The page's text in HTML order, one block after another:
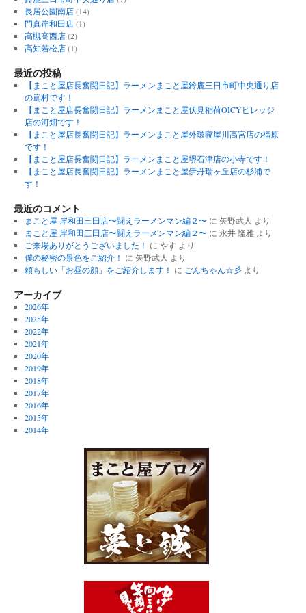
長居公園南店(14)
門真岸和田店(1)
高槻高西店(2)
高知若松店(1)
最近の投稿
【まこと屋店長奮闘日記】ラーメンまこと屋鈴鹿三日市町中央通り店
の嶌村です！
【まこと屋店長奮闘日記】ラーメンまこと屋伏見稲荷OICYビレッジ
店の河畑です！
【まこと屋店長奮闘日記】ラーメンまこと屋外環寝屋川高宮店の福原
です！
【まこと屋店長奮闘日記】ラーメンまこと屋堺石津店の小寺です！
【まこと屋店長奮闘日記】ラーメンまこと屋伊丹瑞ヶ丘店の杉浦で
す！
最近のコメント
まこと屋 岸和田三田店〜闘えラーメンマン編２〜に 矢野武人 より
まこと屋 岸和田三田店〜闘えラーメンマン編２〜に 永井 隆雅より
ご来場ありがとうございました！ に やす より
僕の秘密の景色をご紹介！ に 矢野武人 より
頼もしい「お昼の顔」をご紹介します！ に ごんちゃん☆彡より
アーカイブ
2026年
2025年
2022年
2021年
2020年
2019年
2018年
2017年
2016年
2015年
2014年